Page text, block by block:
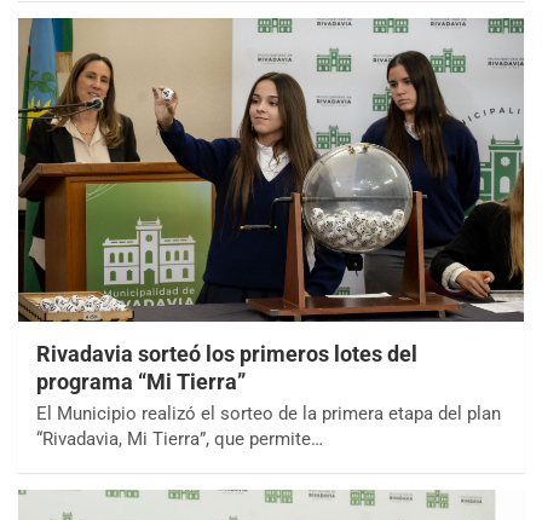
Rivadavia sorteó los primeros lotes del
programa “Mi Tierra”
El Municipio realizó el sorteo de la primera etapa del plan
“Rivadavia, Mi Tierra”, que permite…